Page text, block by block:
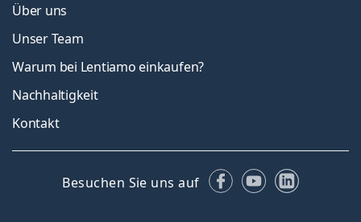
Über uns
Unser Team
Warum bei Lentiamo einkaufen?
Nachhaltigkeit
Kontakt
Besuchen Sie uns auf Facebook
YouTubeLinkedIn